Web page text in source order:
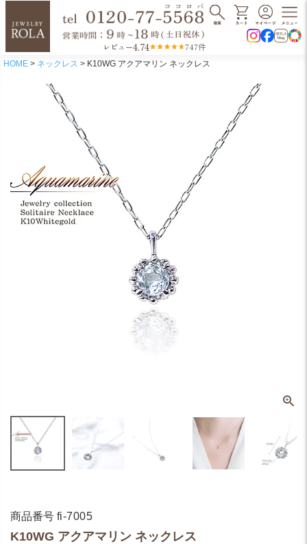
レビュー4.74 747件
HOME ネックレス K10WG アクアマリン ネックレス
商品番号 fi-7005
K10WG アクアマリン ネックレス